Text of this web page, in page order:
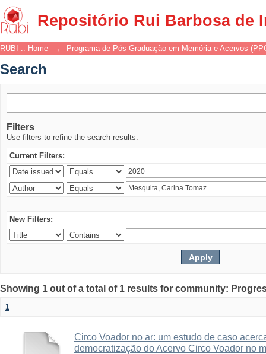
Repositório Rui Barbosa de
Search
RUBI :: Home → Programa de Pós-Graduação em Memória e Acervos
Search
Filters
Use filters to refine the search results.
Current Filters:
New Filters:
Showing 1 out of a total of 1 results for community:
1
Circo Voador no ar: um estudo de caso
democratização do Acervo Circo Voador no